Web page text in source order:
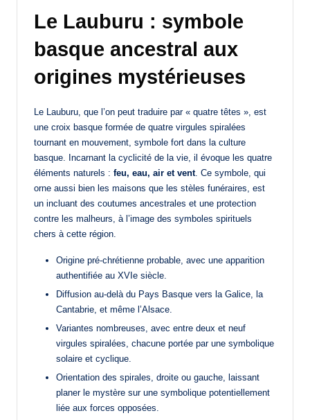
Le Lauburu : symbole
basque ancestral aux
origines mystérieuses
Le Lauburu, que l’on peut traduire par « quatre têtes », est
une croix basque formée de quatre virgules spiralées
tournant en mouvement, symbole fort dans la culture
basque. Incarnant la cyclicité de la vie, il évoque les quatre
éléments naturels : feu, eau, air et vent. Ce symbole, qui
orne aussi bien les maisons que les stèles funéraires, est
un incluant des coutumes ancestrales et une protection
contre les malheurs, à l’image des symboles spirituels
chers à cette région.
Origine pré-chrétienne probable, avec une apparition
authentifiée au XVIe siècle.
Diffusion au-delà du Pays Basque vers la Galice, la
Cantabrie, et même l’Alsace.
Variantes nombreuses, avec entre deux et neuf
virgules spiralées, chacune portée par une symbolique
solaire et cyclique.
Orientation des spirales, droite ou gauche, laissant
planer le mystère sur une symbolique potentiellement
liée aux forces opposées.